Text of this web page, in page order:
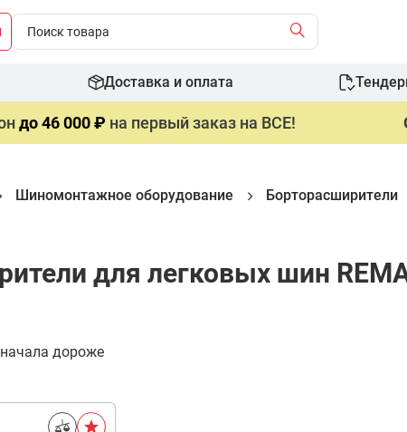
Доставка и оплата
до 46 000 ₽ на первый заказ на ВСЕ!
Шиномонтажное оборудование Борторасширители
для легковых шин
дороже